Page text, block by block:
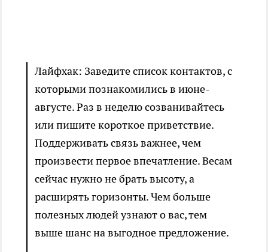
Лайфхак: Заведите список контактов, с
которыми познакомились в июне-
августе. Раз в неделю созванивайтесь
или пишите короткое приветствие.
Поддерживать связь важнее, чем
произвести первое впечатление. Весам
сейчас нужно не брать высоту, а
расширять горизонты. Чем больше
полезных людей узнают о вас, тем
выше шанс на выгодное предложение.